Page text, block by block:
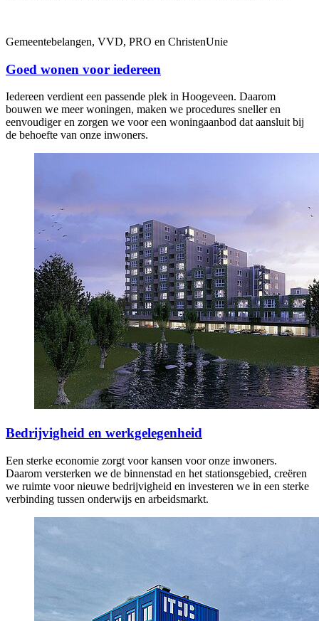
Gemeentebelangen, VVD, PRO en ChristenUnie
Goed wonen voor iedereen
Iedereen verdient een passende plek in Hoogeveen. Daarom
bouwen we meer woningen, maken we procedures sneller en
eenvoudiger en zorgen we voor een woningaanbod dat aansluit bij
de behoefte van onze inwoners.
Bedrijvigheid en werkgelegenheid
Een sterke economie zorgt voor kansen voor onze inwoners.
Daarom versterken we de binnenstad en het stationsgebied, creëren
we ruimte voor nieuwe bedrijvigheid en investeren we in een sterke
verbinding tussen onderwijs en arbeidsmarkt.